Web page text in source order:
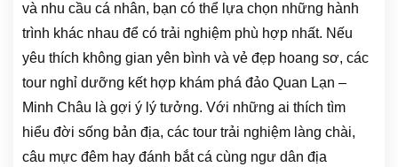
và nhu cầu cá nhân, bạn có thể lựa chọn những hành
trình khác nhau để có trải nghiệm phù hợp nhất. Nếu
yêu thích không gian yên bình và vẻ đẹp hoang sơ, các
tour nghỉ dưỡng kết hợp khám phá đảo Quan Lạn –
Minh Châu là gợi ý lý tưởng. Với những ai thích tìm
hiểu đời sống bản địa, các tour trải nghiệm làng chài,
câu mực đêm hay đánh bắt cá cùng ngư dân địa